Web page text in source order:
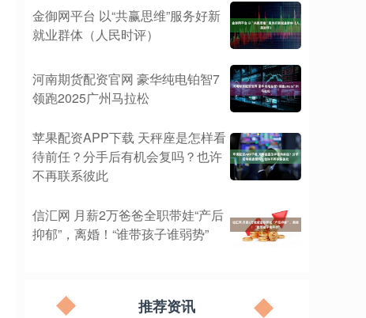
金御网平台 以“共赢思维”服务好新
就业群体（人民时评）
河南期货配资官网 豪华纯电铂智7
领跑2025广州马拉松
苹果配资APP下载 天秤座是怎样看
待前任？分手后有机会复吗？也许
不再联系彼此
信汇网 月薪2万爸爸全职带娃“产后
抑郁”，离婚！“谁带孩子谁弱势”
推荐资讯